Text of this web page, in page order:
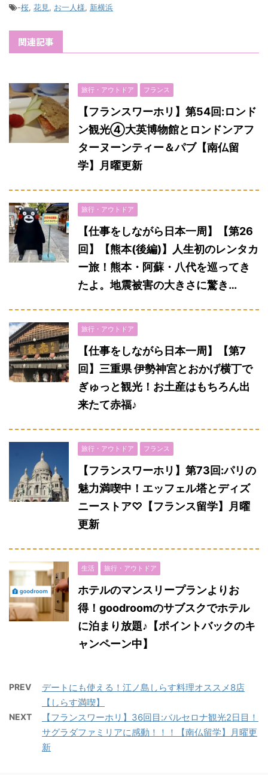
-桜, 花見 , お一人様, 新横浜
関連記事
旅行・アウトドア フランス
【フランスワーホリ】第54回:ロンド
ン観光④大英博物館とロンドンアフ
ターヌーンティー＆パブ【南仏留
学】月曜更新
旅行・アウトドア
【仕事をしながら日本一周】【第26
回】【熊本(後編)】人生初のレンタカ
ー旅！熊本・阿蘇・八代を巡ってき
たよ。地震被害の大きさに驚き…
旅行・アウトドア
【仕事をしながら日本一周】【第7
回】三重県 伊勢神宮とおかげ横丁で
ぎゅっと観光！お土産はもちろん出
来たて赤福♪
旅行・アウトドア フランス
【フランスワーホリ】第73回:パリの
魅力満喫中！エッフェル塔とディズ
ニーストア♡【フランス留学】月曜
更新
生活 旅行・アウトドア
ホテルのマンスリープランよりお
得！goodroomのサブスクでホテル
に泊まり放題♪【ポイントバックのキ
ャンペーン中】
PREV
デートにも使える！江ノ島しらす料理オススメ8店
【しらす満喫】
NEXT
【フランスワーホリ】36回目:バルセロナ観光2日目！
サグラダファミリアに感動！！！【南仏留学】月曜更
新